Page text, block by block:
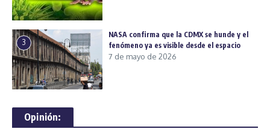
3
NASA confirma que la CDMX se hunde y el
fenómeno ya es visible desde el espacio
7 de mayo de 2026
Opinión: